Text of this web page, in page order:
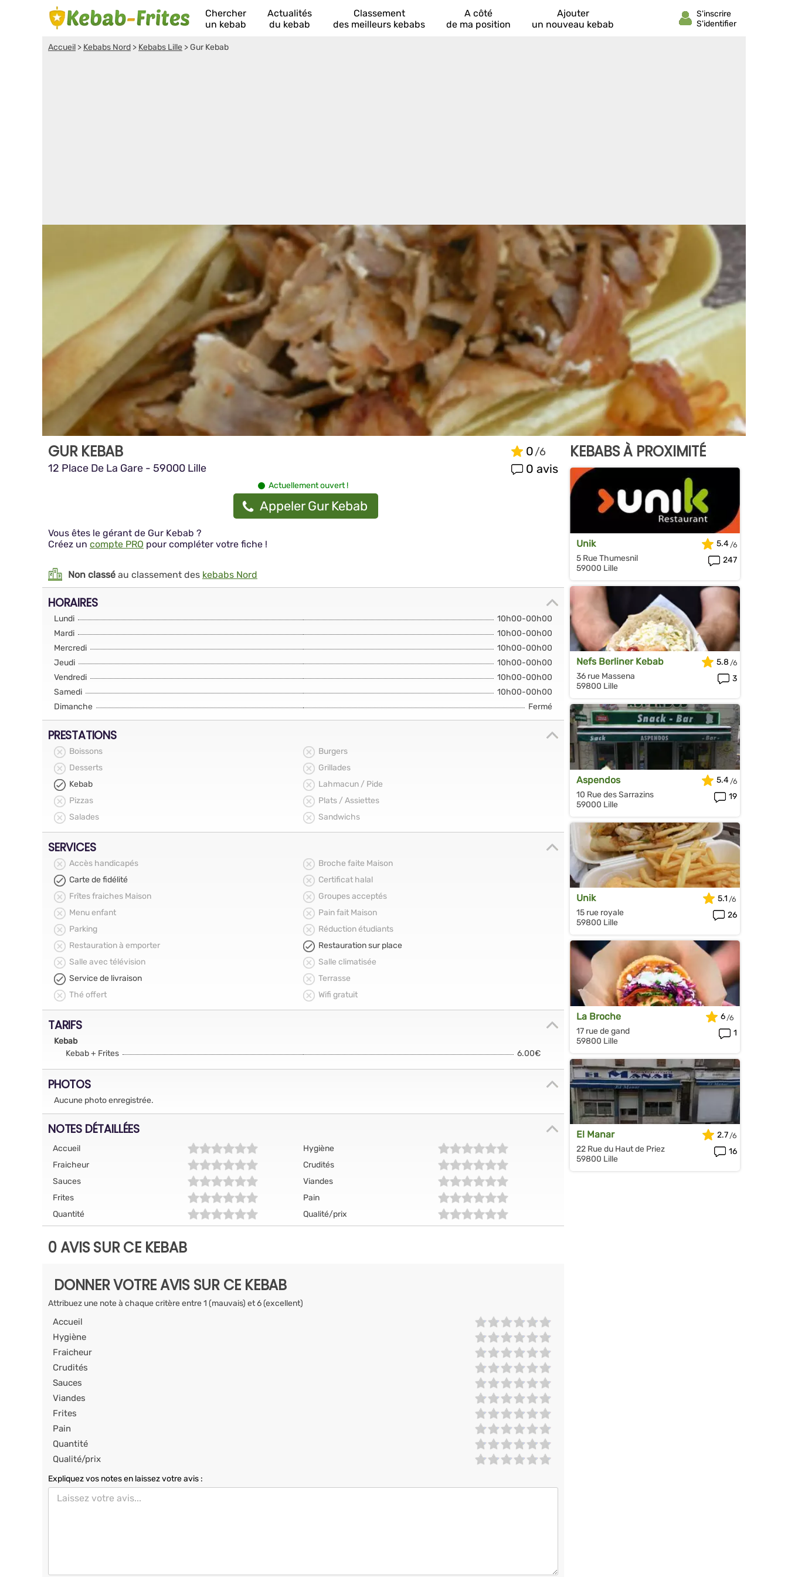
Chercher
un kebab
Actualités
du kebab
Classement
des meilleurs kebabs
A côté
de ma position
Ajouter
un nouveau kebab
Accueil > Kebabs Nord > Kebabs Lille >Gur Kebab
GUR KEBAB
12 Place De La Gare - 59000 Lille
0
0 avis
Actuellement ouvert !
Appeler Gur Kebab
Vous êtes le gérant de Gur Kebab ?
Créez un compte PRO pour compléter votre fiche !
Non classé au classement des kebabs Nord
HORAIRES
Lundi
10h00-00h00
Mardi
10h00-00h00
Mercredi
10h00-00h00
Jeudi
10h00-00h00
Vendredi
10h00-00h00
Samedi
10h00-00h00
Dimanche
Fermé
PRESTATIONS
Boissons
Burgers
Desserts
Grillades
Kebab
Lahmacun / Pide
Pizzas
Plats / Assiettes
Salades
Sandwichs
SERVICES
Accès handicapés
Broche faite Maison
Carte de fidélité
Certificat halal
Frîtes fraiches Maison
Groupes acceptés
Menu enfant
Pain fait Maison
Parking
Réduction étudiants
Restauration à emporter
Restauration sur place
Salle avec télévision
Salle climatisée
Service de livraison
Terrasse
Thé offert
Wifi gratuit
TARIFS
Kebab
Kebab + Frites
6.00€
PHOTOS
Aucune photo enregistrée.
NOTES DÉTAILLÉES
Accueil
Hygiène
Fraicheur
Crudités
Sauces
Viandes
Frites
Pain
Quantité
Qualité/prix
0 AVIS SUR CE KEBAB
DONNER VOTRE AVIS SUR CE KEBAB
Attribuez une note à chaque critère entre 1 (mauvais) et 6 (excellent)
Accueil
Hygiène
Fraicheur
Crudités
Sauces
Viandes
Frites
Pain
Quantité
Qualité/prix
Expliquez vos notes en laissez votre avis :
KEBABS À PROXIMITÉ
Unik
5 Rue Thumesnil
59000 Lille
5.4
247
Nefs Berliner Kebab
36 rue Massena
59800 Lille
5.8
3
Aspendos
10 Rue des Sarrazins
59000 Lille
5.4
19
Unik
15 rue royale
59800 Lille
5.1
26
La Broche
17 rue de gand
59800 Lille
6
1
El Manar
22 Rue du Haut de Priez
59800 Lille
2.7
16